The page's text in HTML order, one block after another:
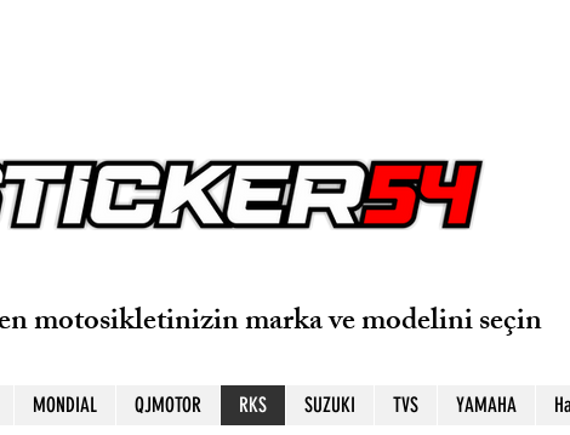
motosikletinizin marka ve modelini seçin
MONDIAL QJMOTOR RKS SUZUKI TVS YAMAHA